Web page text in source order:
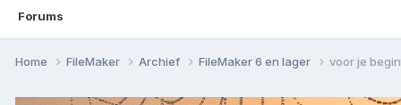
Forums
Home FileMaker Archief FileMaker 6 en lager voor je